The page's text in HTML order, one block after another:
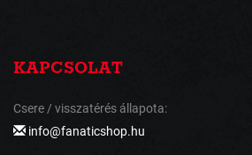
KAPCSOLAT
Csere / visszatérés állapota:
info@fanaticshop.hu